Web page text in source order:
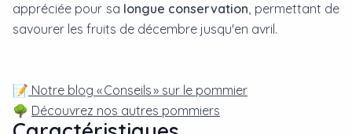
appréciée pour sa longue conservation, permettant de
savourer les fruits de décembre jusqu'en avril.
📝 Notre blog « Conseils » sur le pommier
🌳 Découvrez nos autres pommiers